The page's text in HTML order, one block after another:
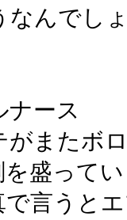
なんでし
ナース
がまたボ
を盛って
言うと